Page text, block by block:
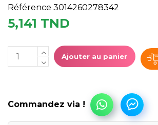
Référence 3014260278342
5,141 TND
Ajouter au panier